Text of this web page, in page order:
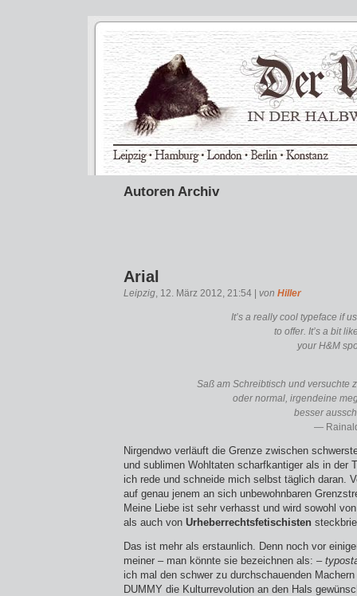
Autoren Archiv
Arial
Leipzig, 12. März 2012, 21:54 | von Hiller
It’s a really cool typeface if
to offer. It’s a bit
your H&M
Saß am Schreibtisch und versuchte
oder normal, irgendeine
besser
—
Nirgendwo verläuft die Grenze zwischen
und sublimen Wohltaten scharfkantiger als in der
ich rede und schneide mich selbst täglich daran.
auf genau jenem an sich unbewohnbaren
Meine Liebe ist sehr verhasst und wird sowohl
als auch von Urheberrechtsfeti­schisten
Das ist mehr als erstaunlich. Denn noch vor
meiner – man könnte sie bezeichnen als: –
ich mal den schwer zu durchschauenden
DUMMY die Kulturrevolution an den Hals